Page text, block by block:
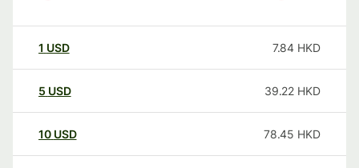
1 USD 7.84 HKD
5 USD 39.22 HKD
10 USD 78.45 HKD